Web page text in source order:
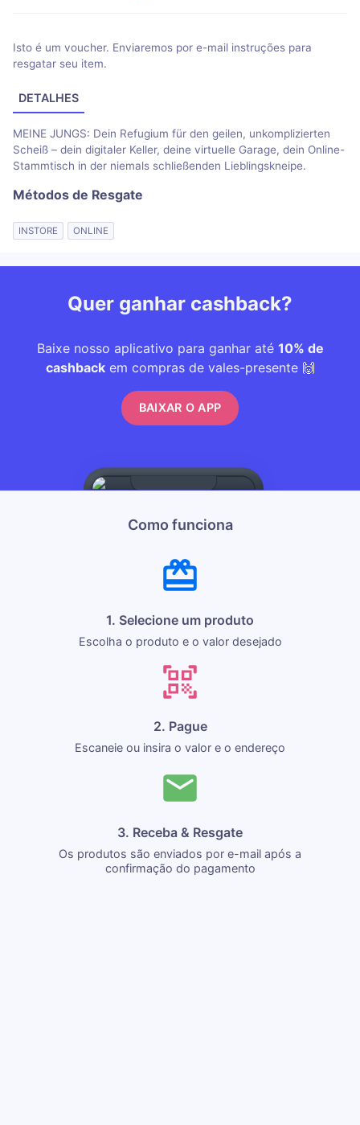
Isto é um voucher. Enviaremos por e-mail instruções para
resgatar seu item.
DETALHES
MEINE JUNGS: Dein Refugium für den geilen, unkomplizierten
Scheiß – dein digitaler Keller, deine virtuelle Garage, dein Online-
Stammtisch in der niemals schließenden Lieblingskneipe.
Métodos de Resgate
INSTORE ONLINE
Quer ganhar cashback?
Baixe nosso aplicativo para ganhar até 10% de
cashbackem compras de vales-presente 🙌
BAIXAR O APP
Como funciona
1. Selecione um produto
Escolha o produto e o valor desejado
2. Pague
Escaneie ou insira o valor e o endereço
3. Receba & Resgate
Os produtos são enviados por e-mail após a
confirmação do pagamento